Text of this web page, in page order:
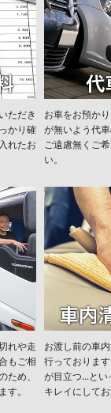
ただき
かり確
れたお
お車をお預か
が無いよう代車
ご遠慮無くご
い。
れや走
もご相
ため、
す。
お渡し前の車
行っておりま
が目立つ...とい
キレイにして